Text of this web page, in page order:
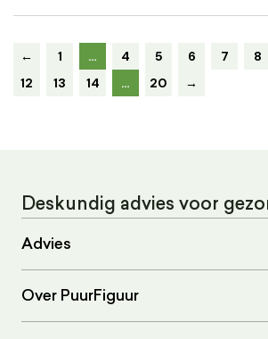
← 1 … 4 5 6 7 8
12
13 14 … 20 →
Deskundig advies voor
Advies
Over PuurFiguur